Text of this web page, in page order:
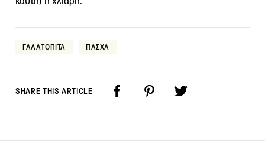
ΓΑΛΑΤΟΠΙΤΑ ΠΑΣΧΑ
SHARE THIS ARTICLE